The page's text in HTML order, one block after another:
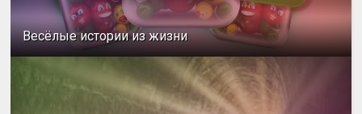
Весёлые истории из жизни